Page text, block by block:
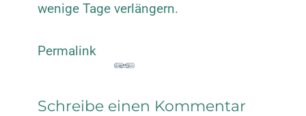
wenige Tage verlängern.
Permalink
Schreibe einen Kommentar